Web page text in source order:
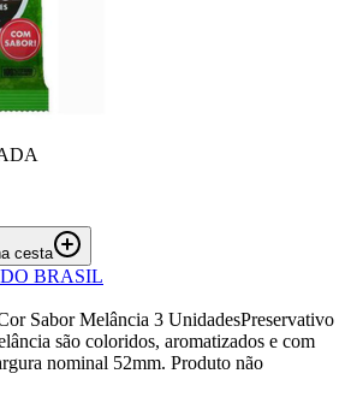
cesta
BRASIL
Sabor Melância 3 UnidadesPreservativo
são coloridos, aromatizados e com
nominal 52mm. Produto não